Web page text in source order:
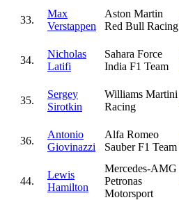
33.
Max
Verstappen
Aston Martin
Red Bull Racing
34.
Nicholas
Latifi
Sahara Force
India F1 Team
35.
Sergey
Sirotkin
Williams Martini
Racing
36.
Antonio
Giovinazzi
Alfa Romeo
Sauber F1 Team
44.
Lewis
Hamilton
Mercedes-AMG
Petronas
Motorsport